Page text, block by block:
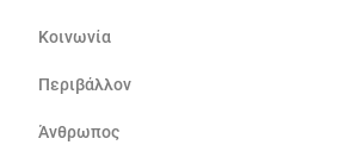
Κοινωνία
Περιβάλλον
Άνθρωπος